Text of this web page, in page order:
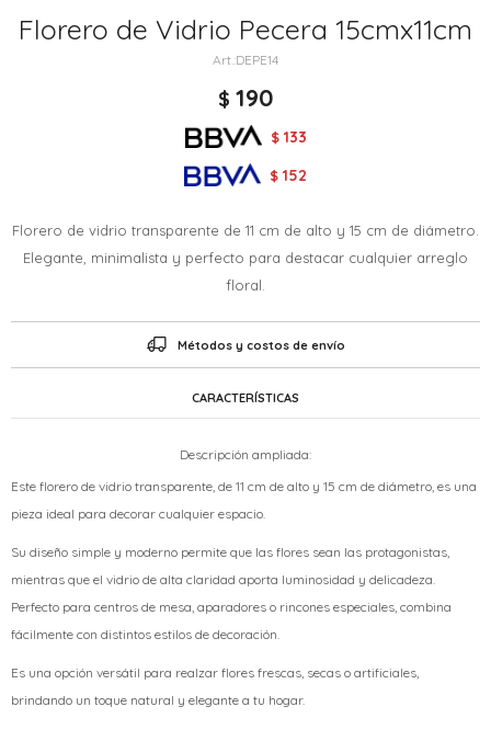
Florero de Vidrio Pecera 15cmx11cm
DEPE14
$ 190
$ 133
$ 152
Florero de vidrio transparente de 11 cm de alto y 15 cm de diámetro.
Elegante, minimalista y perfecto para destacar cualquier arreglo
floral.
Métodos y costos de envío
CARACTERÍSTICAS
Descripción ampliada:
Este florero de vidrio transparente, de 11 cm de alto y 15 cm de diámetro, es una
pieza ideal para decorar cualquier espacio.
Su diseño simple y moderno permite que las flores sean las protagonistas,
mientras que el vidrio de alta claridad aporta luminosidad y delicadeza.
Perfecto para centros de mesa, aparadores o rincones especiales, combina
fácilmente con distintos estilos de decoración.
Es una opción versátil para realzar flores frescas, secas o artificiales,
brindando un toque natural y elegante a tu hogar.